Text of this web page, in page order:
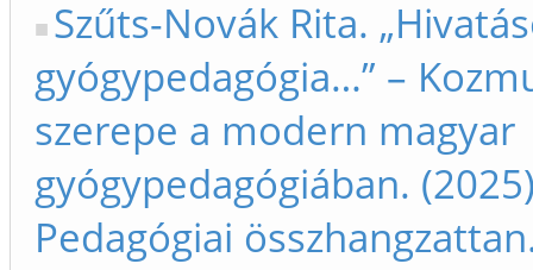
Szűts-Novák Rita.
gyógypedagógia…” –
szerepe a modern magyar
gyógypedagógiában.
Pedagógiai